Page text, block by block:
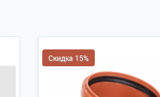
Скидка 15%